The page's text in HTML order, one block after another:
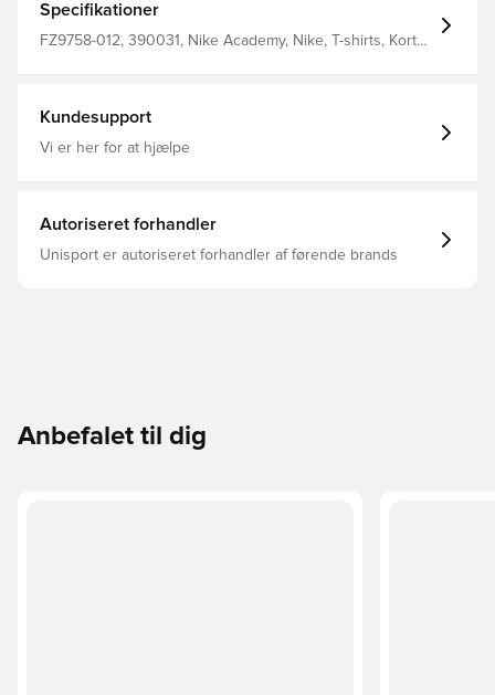
Specifikationer
FZ9758-012, 390031, Nike Academy, Nike, T-shirts, Kort
Kundesupport
Vi er her for at hjælpe
Autoriseret forhandler
Unisport er autoriseret forhandler af førende brands
Anbefalet til dig